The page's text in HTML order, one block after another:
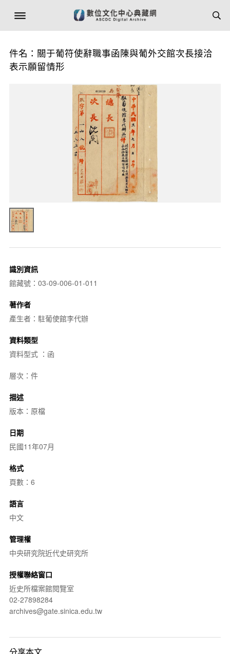
件名：關于葡符使辭職事函陳與葡外交館次長接洽
表示願留情形
識別資訊
館藏號：03-09-006-01-011
著作者
產生者：駐葡使館李代辦
資料類型
資料型式 ：函
層次：件
描述
版本：原檔
日期
民國11年07月
格式
頁數：6
語言
中文
管理權
中央研究院近代史研究所
授權聯絡窗口
近史所檔案館閱覽室
02-27898284
archives@gate.sinica.edu.tw
分享本文